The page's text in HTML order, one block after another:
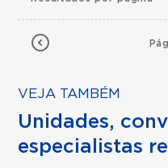
VEJA TAMBÉM
Unidades,
especialistas